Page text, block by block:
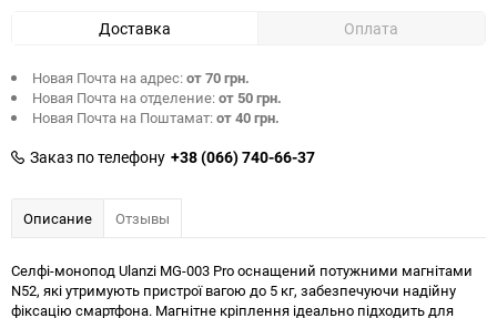
Доставка Оплата
Новая Почта на адрес:от 70 грн.
Новая Почта на отделение:от 50 грн.
Новая Почта на Поштамат:от 40 грн.
Заказ по телефону +38 (066) 740-66-37
Описание Отзывы
Селфі-монопод Ulanzi MG-003 Pro оснащений потужними магнітами
N52, які утримують пристрої вагою до 5 кг, забезпечуючи надійну
фіксацію смартфона. Магнітне кріплення ідеально підходить для